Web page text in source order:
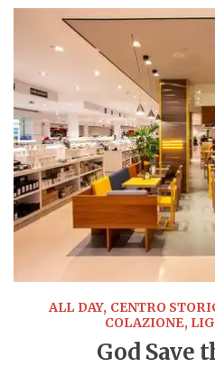
ALL DAY, CENTRO
COLAZIONE,
God Save